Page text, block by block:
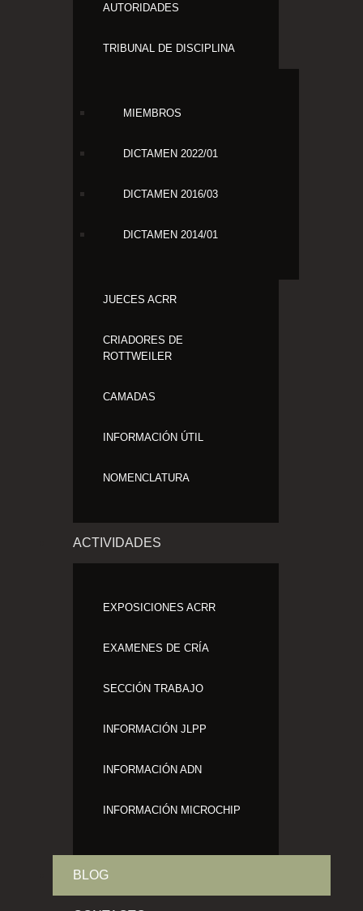
AUTORIDADES
TRIBUNAL DE DISCIPLINA
MIEMBROS
DICTAMEN 2022/01
DICTAMEN 2016/03
DICTAMEN 2014/01
JUECES ACRR
CRIADORES DE
ROTTWEILER
CAMADAS
INFORMACIÓN ÚTIL
NOMENCLATURA
ACTIVIDADES
EXPOSICIONES ACRR
EXAMENES DE CRÍA
SECCIÓN TRABAJO
INFORMACIÓN JLPP
INFORMACIÓN ADN
INFORMACIÓN MICROCHIP
BLOG